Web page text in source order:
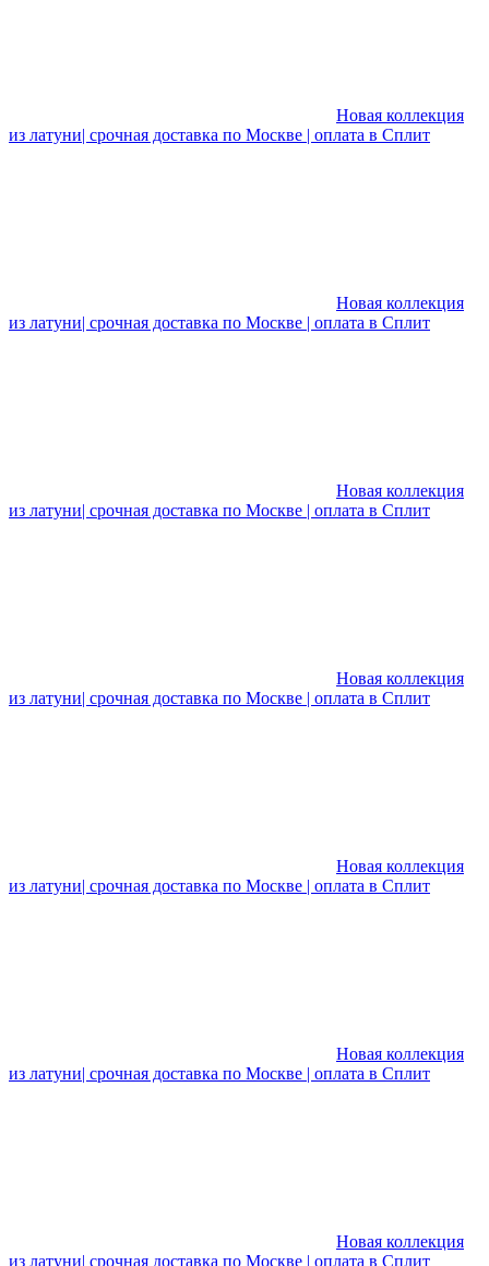
Новая коллекция
из латуни| срочная доставка по Москве | оплата в Сплит
Новая коллекция
из латуни| срочная доставка по Москве | оплата в Сплит
Новая коллекция
из латуни| срочная доставка по Москве | оплата в Сплит
Новая коллекция
из латуни| срочная доставка по Москве | оплата в Сплит
Новая коллекция
из латуни| срочная доставка по Москве | оплата в Сплит
Новая коллекция
из латуни| срочная доставка по Москве | оплата в Сплит
Новая коллекция
из латуни| срочная доставка по Москве | оплата в Сплит